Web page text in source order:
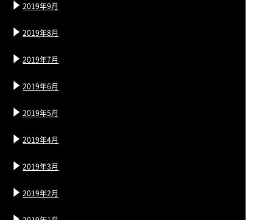
2019年9月
2019年8月
2019年7月
2019年6月
2019年5月
2019年4月
2019年3月
2019年2月